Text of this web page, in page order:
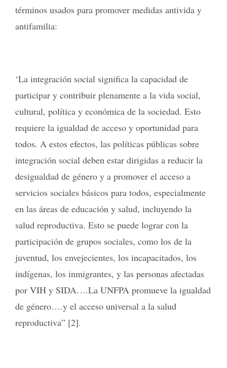
términos usados para promover medidas antivida y
antifamilia:
‘La integración social significa la capacidad de
participar y contribuir plenamente a la vida social,
cultural, política y económica de la sociedad. Esto
requiere la igualdad de acceso y oportunidad para
todos. A estos efectos, las políticas públicas sobre
integración social deben estar dirigidas a reducir la
desigualdad de género y a promover el acceso a
servicios sociales básicos para todos, especialmente
en las áreas de educación y salud, incluyendo la
salud reproductiva. Esto se puede lograr con la
participación de grupos sociales, como los de la
juventud, los envejecientes, los incapacitados, los
indígenas, los inmigrantes, y las personas afectadas
por VIH y SIDA….La UNFPA promueve la igualdad
de género….y el acceso universal a la salud
reproductiva” [2].